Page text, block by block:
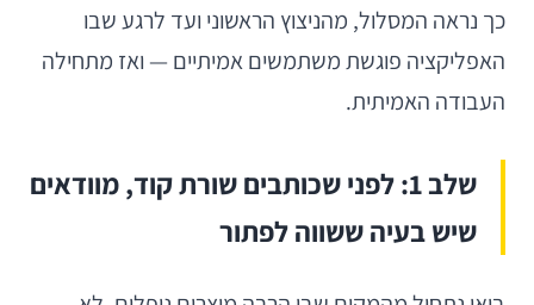
כך נראה המסלול, מהניצוץ הראשוני ועד לרגע שבו
האפליקציה פוגשת משתמשים אמיתיים — ואז מתחילה
העבודה האמיתית.
שלב 1: לפני שכותבים שורת קוד, מוודאים
שיש בעיה ששווה לפתור